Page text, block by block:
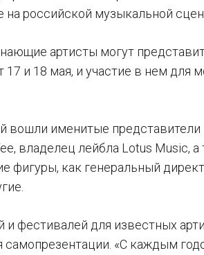
российской музыкальной
артисты могут
и 18 мая, и участие в нем для
вошли именитые
владелец лейбла Lotus Music,
фигуры, как генеральный
фестивалей для известных
«С каждым